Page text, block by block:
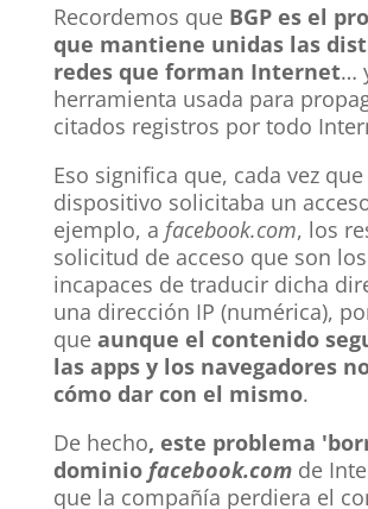
Recordemos que BGP es el
que mantiene unidas las
redes que forman Internet…
herramienta usada para
citados registros por todo
Eso significa que, cada vez
dispositivo solicitaba un
ejemplo, a facebook.com, los
solicitud de acceso que son
incapaces de traducir dicha
una dirección IP (numérica),
que aunque el contenido
las apps y los navegadores
cómo dar con el mismo.
De hecho, este problema
dominio facebook.com de
que la compañía perdiera el